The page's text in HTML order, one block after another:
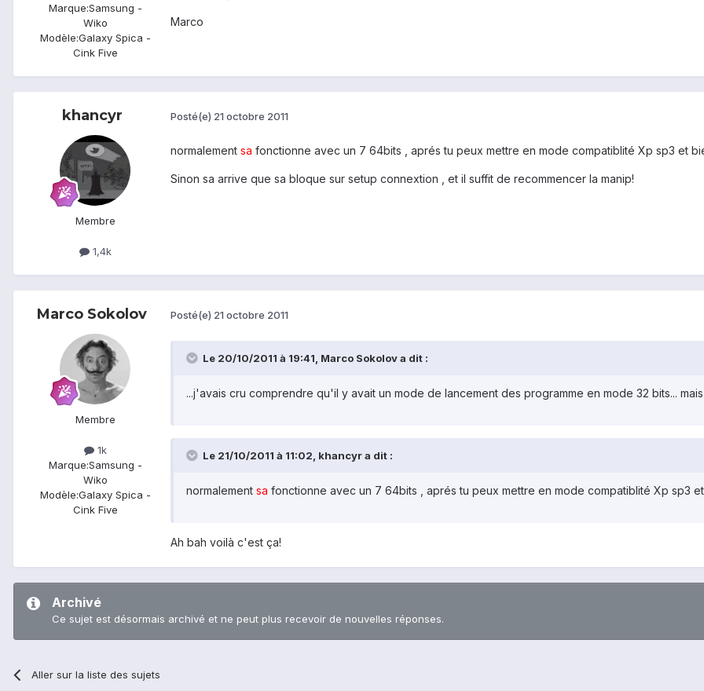
Marque:Samsung -
Wiko
Modèle:Galaxy Spica -
Cink Five
Marco
khancyr
Membre
1,4k
Posté(e) 21 octobre 2011
normalement sa fonctionne avec un 7 64bits , aprés tu peux mettre en mode compatiblité Xp sp3 et
Sinon sa arrive que sa bloque sur setup connextion , et il suffit de recommencer la manip!
Marco Sokolov
Membre
1k
Marque:Samsung -
Wiko
Modèle:Galaxy Spica -
Cink Five
Posté(e) 21 octobre 2011
Le 20/10/2011 à 19:41, Marco Sokolov a dit :
...j'avais cru comprendre qu'il y avait un mode de lancement des programme en mode 32 bits...
Le 21/10/2011 à 11:02, khancyr a dit :
normalement sa fonctionne avec un 7 64bits , aprés tu peux mettre en mode compatiblité Xp sp3
Ah bah voilà c'est ça!
Archivé
Ce sujet est désormais archivé et ne peut plus recevoir de nouvelles réponses.
Aller sur la liste des sujets